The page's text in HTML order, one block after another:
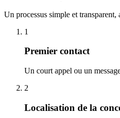
Un processus simple et transparent,
1
Premier contact
Un court appel ou un
2
Localisation de la